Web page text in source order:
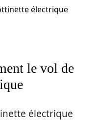
électrique
le vol de
électrique